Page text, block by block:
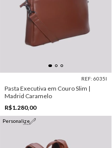
REF: 6035I
Pasta Executiva em Couro Slim |
Madrid Caramelo
R$1.280,00
Personalize